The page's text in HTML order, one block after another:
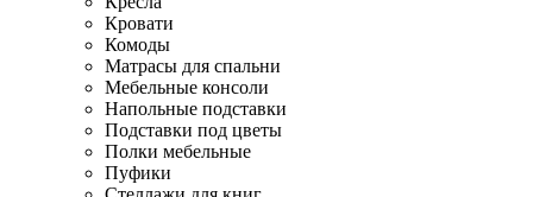
Кровати
Комоды
Матрасы для спальни
Мебельные консоли
Напольные подставки
Подставки под цветы
Полки мебельные
Пуфики